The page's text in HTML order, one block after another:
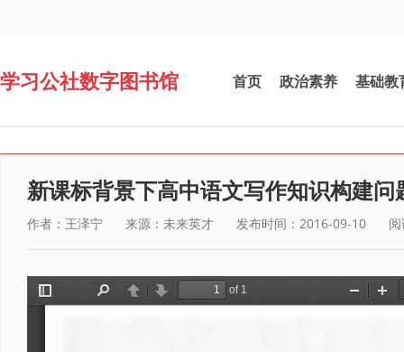
学习公社数字图书馆 首页 政治素养 基础教
新课标背景下高中语文写作知识构建问
作者：王泽宁 来源：未来英才 发布时间：2016-09-10